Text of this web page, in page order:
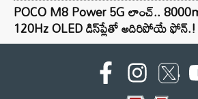
POCO M8 Power 5G లాంచ్..
120Hz OLED డిస్‌ప్లేతో అదిరిపోయే ఫోన్.!